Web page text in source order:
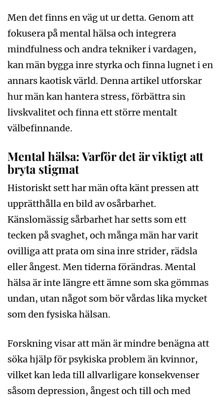
Men det finns en väg ut ur detta. Genom att
fokusera på mental hälsa och integrera
mindfulness och andra tekniker i vardagen,
kan män bygga inre styrka och finna lugnet i en
annars kaotisk värld. Denna artikel utforskar
hur män kan hantera stress, förbättra sin
livskvalitet och finna ett större mentalt
välbefinnande.
Mental hälsa: Varför det är viktigt att
bryta stigmat
Historiskt sett har män ofta känt pressen att
upprätthålla en bild av osårbarhet.
Känslomässig sårbarhet har setts som ett
tecken på svaghet, och många män har varit
ovilliga att prata om sina inre strider, rädsla
eller ångest. Men tiderna förändras. Mental
hälsa är inte längre ett ämne som ska gömmas
undan, utan något som bör vårdas lika mycket
som den fysiska hälsan.
Forskning visar att män är mindre benägna att
söka hjälp för psykiska problem än kvinnor,
vilket kan leda till allvarligare konsekvenser
såsom depression, ångest och till och med